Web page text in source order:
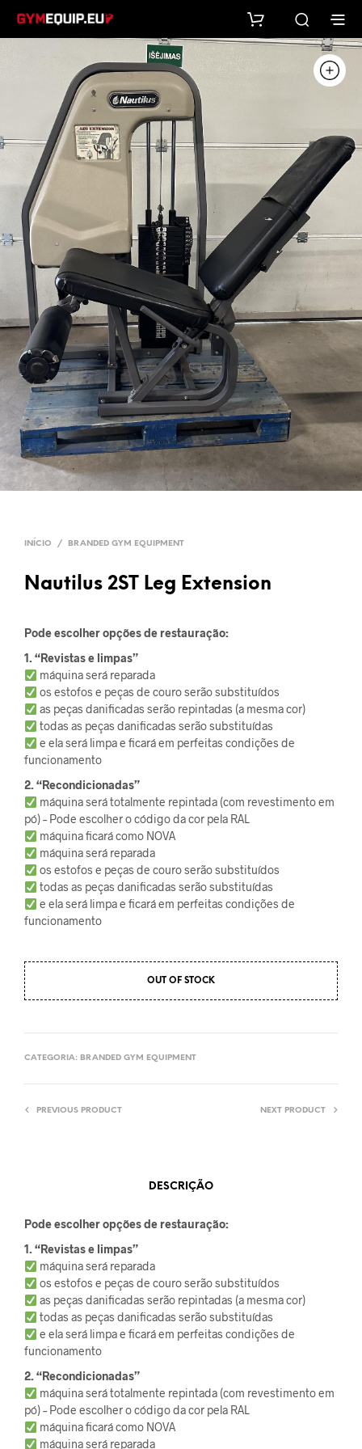
INÍCIO / BRANDED GYM EQUIPMENT
Nautilus 2ST Leg Extension
Pode escolher opções de restauração:
1. “Revistas e limpas”
máquina será reparada
os estofos e peças de couro serão substituídos
as peças danificadas serão repintadas (a mesma cor)
todas as peças danificadas serão substituídas
e ela será limpa e ficará em perfeitas condições de
funcionamento
2. “Recondicionadas”
máquina será totalmente repintada (com revestimento em
pó) – Pode escolher o código da cor pela RAL
máquina ficará como NOVA
máquina será reparada
os estofos e peças de couro serão substituídos
todas as peças danificadas serão substituídas
e ela será limpa e ficará em perfeitas condições de
funcionamento
OUT OF STOCK
CATEGORIA: BRANDED GYM EQUIPMENT
PREVIOUS PRODUCT NEXT PRODUCT
DESCRIÇÃO
Pode escolher opções de restauração:
1. “Revistas e limpas”
máquina será reparada
os estofos e peças de couro serão substituídos
as peças danificadas serão repintadas (a mesma cor)
todas as peças danificadas serão substituídas
e ela será limpa e ficará em perfeitas condições de
funcionamento
2. “Recondicionadas”
máquina será totalmente repintada (com revestimento em
pó) – Pode escolher o código da cor pela RAL
máquina ficará como NOVA
máquina será reparada